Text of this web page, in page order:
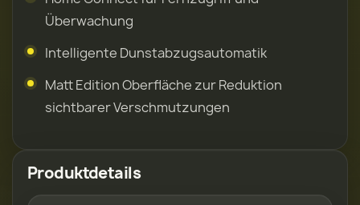
Überwachung
Intelligente Dunstabzugsautomatik
Matt Edition Oberfläche zur Reduktion
sichtbarer Verschmutzungen
Produktdetails